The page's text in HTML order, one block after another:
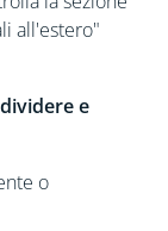
all'estero"
e
o